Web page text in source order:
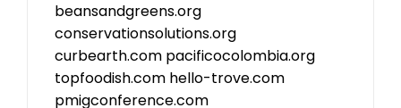
beansandgreens.org
conservationsolutions.org
curbearth.com pacificocolombia.org
topfoodish.com hello-trove.com
pmigconference.com